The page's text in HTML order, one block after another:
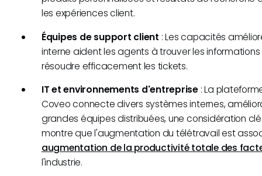
les expériences client.
Équipes de support client : Les capacités
interne aident les agents à trouver les
résoudre efficacement les tickets.
IT et environnements d'entreprise : La
Coveo connecte divers systèmes internes,
grandes équipes distribuées, une considération
montre que l'augmentation du télétravail est
augmentation de la productivité totale des
l'industrie.